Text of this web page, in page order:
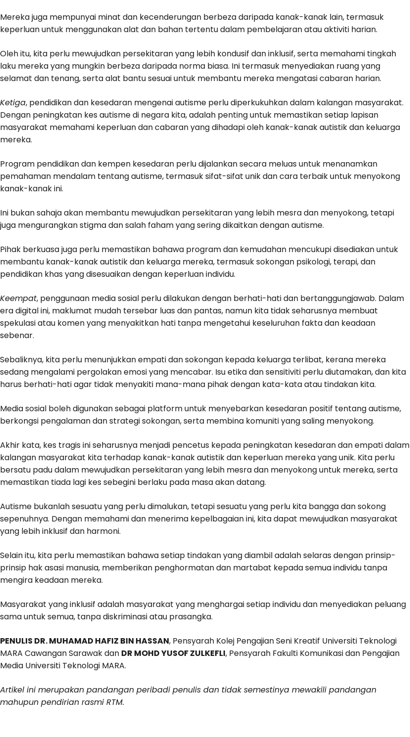
Mereka juga mempunyai minat dan kecenderungan berbeza daripada kanak-kanak lain, termasuk
keperluan untuk menggunakan alat dan bahan tertentu dalam pembelajaran atau aktiviti harian.
Oleh itu, kita perlu mewujudkan persekitaran yang lebih kondusif dan inklusif, serta memahami tingkah
laku mereka yang mungkin berbeza daripada norma biasa. Ini termasuk menyediakan ruang yang
selamat dan tenang, serta alat bantu sesuai untuk membantu mereka mengatasi cabaran harian.
Ketiga, pendidikan dan kesedaran mengenai autisme perlu diperkukuhkan dalam kalangan masyarakat.
Dengan peningkatan kes autisme di negara kita, adalah penting untuk memastikan setiap lapisan
masyarakat memahami keperluan dan cabaran yang dihadapi oleh kanak-kanak autistik dan keluarga
mereka.
Program pendidikan dan kempen kesedaran perlu dijalankan secara meluas untuk menanamkan
pemahaman mendalam tentang autisme, termasuk sifat-sifat unik dan cara terbaik untuk menyokong
kanak-kanak ini.
Ini bukan sahaja akan membantu mewujudkan persekitaran yang lebih mesra dan menyokong, tetapi
juga mengurangkan stigma dan salah faham yang sering dikaitkan dengan autisme.
Pihak berkuasa juga perlu memastikan bahawa program dan kemudahan mencukupi disediakan untuk
membantu kanak-kanak autistik dan keluarga mereka, termasuk sokongan psikologi, terapi, dan
pendidikan khas yang disesuaikan dengan keperluan individu.
Keempat, penggunaan media sosial perlu dilakukan dengan berhati-hati dan bertanggungjawab. Dalam
era digital ini, maklumat mudah tersebar luas dan pantas, namun kita tidak seharusnya membuat
spekulasi atau komen yang menyakitkan hati tanpa mengetahui keseluruhan fakta dan keadaan
sebenar.
Sebaliknya, kita perlu menunjukkan empati dan sokongan kepada keluarga terlibat, kerana mereka
sedang mengalami pergolakan emosi yang mencabar. Isu etika dan sensitiviti perlu diutamakan, dan kita
harus berhati-hati agar tidak menyakiti mana-mana pihak dengan kata-kata atau tindakan kita.
Media sosial boleh digunakan sebagai platform untuk menyebarkan kesedaran positif tentang autisme,
berkongsi pengalaman dan strategi sokongan, serta membina komuniti yang saling menyokong.
Akhir kata, kes tragis ini seharusnya menjadi pencetus kepada peningkatan kesedaran dan empati dalam
kalangan masyarakat kita terhadap kanak-kanak autistik dan keperluan mereka yang unik. Kita perlu
bersatu padu dalam mewujudkan persekitaran yang lebih mesra dan menyokong untuk mereka, serta
memastikan tiada lagi kes sebegini berlaku pada masa akan datang.
Autisme bukanlah sesuatu yang perlu dimalukan, tetapi sesuatu yang perlu kita bangga dan sokong
sepenuhnya. Dengan memahami dan menerima kepelbagaian ini, kita dapat mewujudkan masyarakat
yang lebih inklusif dan harmoni.
Selain itu, kita perlu memastikan bahawa setiap tindakan yang diambil adalah selaras dengan prinsip-
prinsip hak asasi manusia, memberikan penghormatan dan martabat kepada semua individu tanpa
mengira keadaan mereka.
Masyarakat yang inklusif adalah masyarakat yang menghargai setiap individu dan menyediakan peluang
sama untuk semua, tanpa diskriminasi atau prasangka.
PENULIS DR. MUHAMAD HAFIZ BIN HASSAN, Pensyarah Kolej Pengajian Seni Kreatif Universiti Teknologi
MARA Cawangan Sarawak dan DR MOHD YUSOF ZULKEFLI, Pensyarah Fakulti Komunikasi dan Pengajian
Media Universiti Teknologi MARA.
Artikel ini merupakan pandangan peribadi penulis dan tidak semestinya mewakili pandangan
mahupun pendirian rasmi RTM.